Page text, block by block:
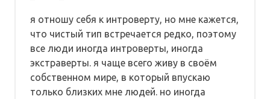
я отношу себя к интроверту, но мне кажется,
что чистый тип встречается редко, поэтому
все люди иногда интроверты, иногда
экстраверты. я чаще всего живу в своём
собственном мире, в который впускаю
только близких мне людей. но иногда